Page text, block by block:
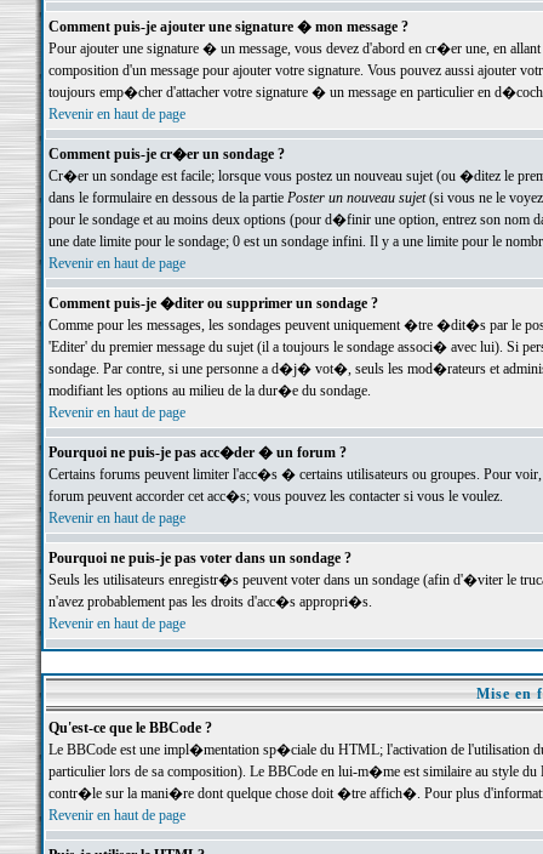
Comment puis-je ajouter une signature � mon message ?
Pour ajouter une signature � un message, vous devez d'abord en cr�er une, en
composition d'un message pour ajouter votre signature. Vous pouvez aussi ajouter
toujours emp�cher d'attacher votre signature � un message en particulier en
Revenir en haut de page
Comment puis-je cr�er un sondage ?
Cr�er un sondage est facile; lorsque vous postez un nouveau sujet (ou �ditez le
dans le formulaire en dessous de la partie Poster un nouveau sujet(si vous ne le voyez
pour le sondage et au moins deux options (pour d�finir une option, entrez son nom
une date limite pour le sondage; 0 est un sondage infini. Il y a une limite pour le
Revenir en haut de page
Comment puis-je �diter ou supprimer un sondage ?
Comme pour les messages, les sondages peuvent uniquement �tre �dit�s par le
'Editer' du premier message du sujet (il a toujours le sondage associ� avec lui). Si
sondage. Par contre, si une personne a d�j� vot�, seuls les mod�rateurs et
modifiant les options au milieu de la dur�e du sondage.
Revenir en haut de page
Pourquoi ne puis-je pas acc�der � un forum ?
Certains forums peuvent limiter l'acc�s � certains utilisateurs ou groupes. Pour
forum peuvent accorder cet acc�s; vous pouvez les contacter si vous le voulez.
Revenir en haut de page
Pourquoi ne puis-je pas voter dans un sondage ?
Seuls les utilisateurs enregistr�s peuvent voter dans un sondage (afin d'�viter le
n'avez probablement pas les droits d'acc�s appropri�s.
Revenir en haut de page
Mise en
Qu'est-ce que le BBCode ?
Le BBCode est une impl�mentation sp�ciale du HTML; l'activation de l'utilisation
particulier lors de sa composition). Le BBCode en lui-m�me est similaire au style
contr�le sur la mani�re dont quelque chose doit �tre affich�. Pour plus
Revenir en haut de page